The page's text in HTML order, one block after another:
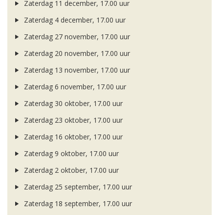
Zaterdag 11 december, 17.00 uur
Zaterdag 4 december, 17.00 uur
Zaterdag 27 november, 17.00 uur
Zaterdag 20 november, 17.00 uur
Zaterdag 13 november, 17.00 uur
Zaterdag 6 november, 17.00 uur
Zaterdag 30 oktober, 17.00 uur
Zaterdag 23 oktober, 17.00 uur
Zaterdag 16 oktober, 17.00 uur
Zaterdag 9 oktober, 17.00 uur
Zaterdag 2 oktober, 17.00 uur
Zaterdag 25 september, 17.00 uur
Zaterdag 18 september, 17.00 uur